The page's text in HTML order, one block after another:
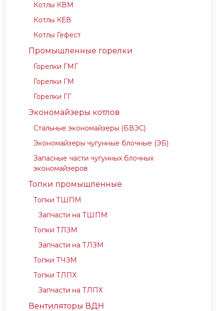
Котлы КВМ
Котлы КЕВ
Котлы Гефест
Промышленные горелки
Горелки ГМГ
Горелки ГМ
Горелки ГГ
Экономайзеры котлов
Стальные экономайзеры (БВЭС)
Экономайзеры чугунные блочные (ЭБ)
Запасные части чугунных блочных
экономайзеров
Топки промышленные
Топки ТШПМ
Запчасти на ТШПМ
Топки ТЛЗМ
Запчасти на ТЛЗМ
Топки ТЧЗМ
Топки ТЛПХ
Запчасти на ТЛПХ
Вентиляторы ВДН